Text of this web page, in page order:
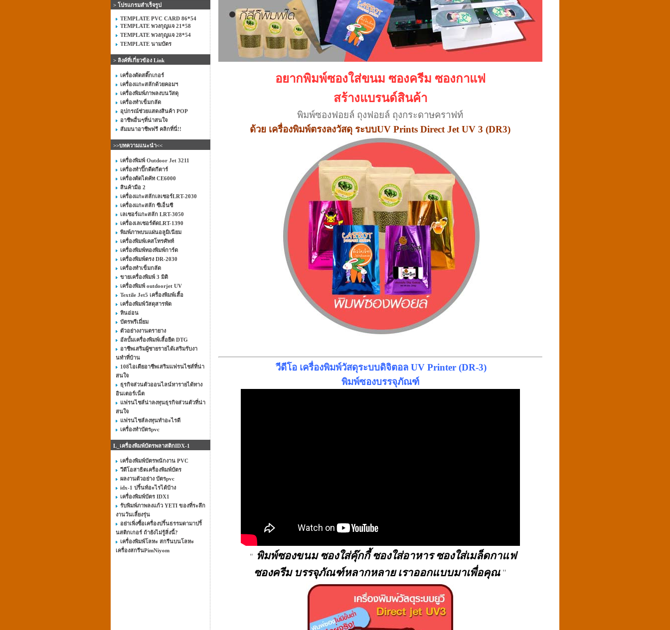
> โปรแกรมสำเร็จรูป
TEMPLATE PVC CARD 86*54
TEMPLATE พวงกุญแจ 21*58
TEMPLATE พวงกุญแจ 28*54
TEMPLATE นามบัตร
> ลิงค์ที่เกี่ยวข้อง Link
เครื่องตัดสติ๊กเกอร์
เครื่องแกะสลักด้วยคอมฯ
เครื่องพิมพ์ภาพลงบนวัสดุ
เครื่องทำเข็มกลัด
อุปกรณ์ช่วยแสดงสินค้า POP
อาชีพอื่นๆที่น่าสนใจ
สัมมนาอาชีพฟรี คลิกที่นี่!!
>>บทความแนะนำ<<
เครื่องพิมพ์ Outdoor Jet 3211
เครื่องทำปิ๊กดีดกีตาร์
เครื่องตัดไดคัท CE6000
สินค้ามือ 2
เครื่องแกะสลักเลเซอร์LRT-2030
เครื่องแกะสลัก ซีเอ็นซี
เลเซอร์แกะสลัก LRT-3050
เครื่องเลเซอร์ตัดLRT-1390
พิมพ์ภาพบนแผ่นอลูมิเนียม
เครื่องพิมพ์เคสโทรศัพท์
เครื่องพิมพ์ทองพิมพ์การ์ด
เครื่องพิมพ์ตรง DR-2030
เครื่องทำเข็มกลัด
ขายเครื่องพิมพ์ 3 มิติ
เครื่องพิมพ์ outdoorjet UV
Textile Jet5 เครื่องพิมพ์เสื้อ
เครื่องพิมพ์วัสดุสารพัด
หินอ่อน
บัตรพรีเมี่ยม
ตัวอย่างงานตรายาง
อัลบั้มเครื่องพิมพ์เสื้อยืด DTG
อาชีพเสริมผู้ชายรายได้เสริมรับงา
นทําที่บ้าน
108ไอเดียอาชีพเสริมแฟรนไชส์ที่น่า
สนใจ
ธุรกิจส่วนตัวออนไลน์หารายได้ทาง
อินเตอร์เน็ต
แฟรนไชส์น่าลงทุนธุรกิจส่วนตัวที่น่า
สนใจ
แฟรนไชส์ลงทุนทําอะไรดี
เครื่องทำบัตรpvc
L_เครื่องพิมพ์บัตรพลาสติกIDX-1
เครื่องพิมพ์บัตรพนักงาน PVC
วีดีโอสาธิตเครื่องพิมพ์บัตร
ผลงานตัวอย่าง บัตรpvc
idx-1 ปริ้นท์อะไรได้บ้าง
เครื่องพิมพ์บัตร IDX1
รับพิมพ์ภาพลงแก้ว YETI ของที่ระลึก
งานวันเลี้ยงรุ่น
อย่าเพิ่งซื้อเครื่องปริ้นธรรมดามาปริ้
นสติกเกอร์ ถ้ายังไม่รู้สิ่งนี้?
เครื่องพิมพ์โลหะ สกรีนบนโลหะ
เครื่องสกรีนPimNiyom
อยากพิมพ์ซองใส่ขนม ซองครีม ซองกาแฟ
สร้างแบรนด์สินค้า
พิมพ์ซองฟอยล์ ถุงฟอยล์ ถุงกระดาษคราฟท์
ด้วย เครื่องพิมพ์ตรงลงวัสดุ ระบบUV Prints Direct Jet UV 3 (DR3)
วีดีโอ เครื่องพิมพ์วัสดุระบบดิจิตอล UV Printer (DR-3)
พิมพ์ซองบรรจุภัณฑ์
" พิมพ์ซองขนม ซองใส่คุ๊กกี้ ซองใส่อาหาร ซองใส่เมล็ดกาแฟ
ซองครีม บรรจุภัณฑ์หลากหลาย เราออกแบบมาเพื่อคุณ"